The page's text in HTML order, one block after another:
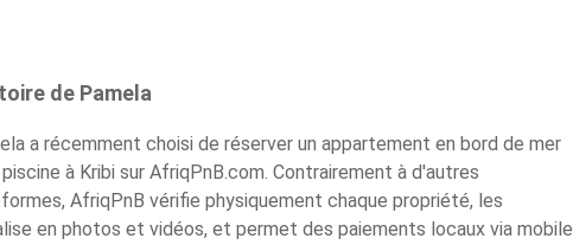
de Pamela
a récemment choisi de réserver un appartement en bord de mer
à Kribi sur AfriqPnB.com. Contrairement à d'autres
AfriqPnB vérifie physiquement chaque propriété, les
en photos et vidéos, et permet des paiements locaux via mobile